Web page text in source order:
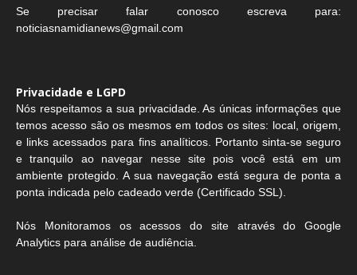
Se precisar falar conosco escreva para:
noticiasnamidianews@gmail.com
Privacidade e LGPD
Nós respeitamos a sua privacidade. As únicas informações que
temos acesso são os mesmos em todos os sites: local, origem,
e links acessados para fins analíticos. Portanto sinta-se seguro
e tranquilo ao navegar nesse site pois você está em um
ambiente protegido. A sua navegação está segura de ponta a
ponta indicada pelo cadeado verde (Certificado SSL).
Nós Monitoramos os acessos do site através do Google
Analytics para análise de audiência.